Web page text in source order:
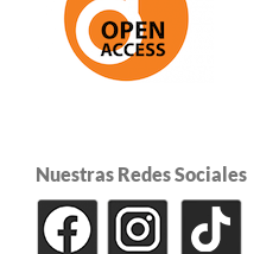
Nuestras Redes Sociales